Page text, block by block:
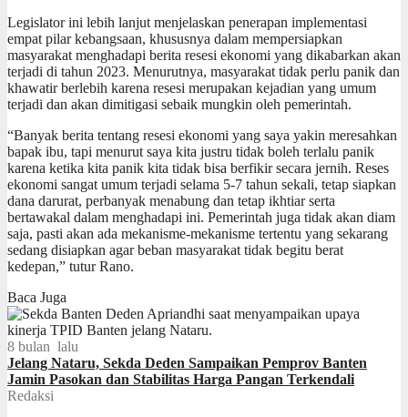
Legislator ini lebih lanjut menjelaskan penerapan implementasi
empat pilar kebangsaan, khususnya dalam mempersiapkan
masyarakat menghadapi berita resesi ekonomi yang dikabarkan akan
terjadi di tahun 2023. Menurutnya, masyarakat tidak perlu panik dan
khawatir berlebih karena resesi merupakan kejadian yang umum
terjadi dan akan dimitigasi sebaik mungkin oleh pemerintah.
“Banyak berita tentang resesi ekonomi yang saya yakin meresahkan
bapak ibu, tapi menurut saya kita justru tidak boleh terlalu panik
karena ketika kita panik kita tidak bisa berfikir secara jernih. Reses
ekonomi sangat umum terjadi selama 5-7 tahun sekali, tetap siapkan
dana darurat, perbanyak menabung dan tetap ikhtiar serta
bertawakal dalam menghadapi ini. Pemerintah juga tidak akan diam
saja, pasti akan ada mekanisme-mekanisme tertentu yang sekarang
sedang disiapkan agar beban masyarakat tidak begitu berat
kedepan,” tutur Rano.
Baca Juga
8 bulan lalu
Jelang Nataru, Sekda Deden Sampaikan Pemprov Banten
Jamin Pasokan dan Stabilitas Harga Pangan Terkendali
Redaksi